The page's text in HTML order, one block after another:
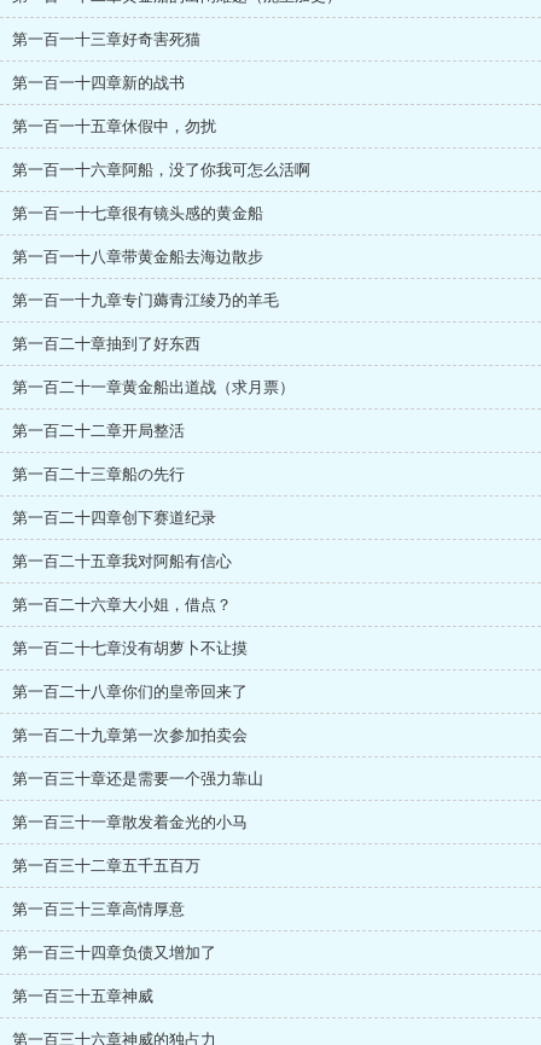
第一百一十三章好奇害死猫
第一百一十四章新的战书
第一百一十五章休假中，勿扰
第一百一十六章阿船，没了你我可怎么活啊
第一百一十七章很有镜头感的黄金船
第一百一十八章带黄金船去海边散步
第一百一十九章专门薅青江绫乃的羊毛
第一百二十章抽到了好东西
第一百二十一章黄金船出道战（求月票）
第一百二十二章开局整活
第一百二十三章船の先行
第一百二十四章创下赛道纪录
第一百二十五章我对阿船有信心
第一百二十六章大小姐，借点？
第一百二十七章没有胡萝卜不让摸
第一百二十八章你们的皇帝回来了
第一百二十九章第一次参加拍卖会
第一百三十章还是需要一个强力靠山
第一百三十一章散发着金光的小马
第一百三十二章五千五百万
第一百三十三章高情厚意
第一百三十四章负债又增加了
第一百三十五章神威
第一百三十六章神威的独占力